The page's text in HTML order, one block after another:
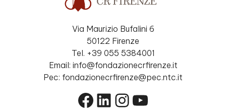
Via Maurizio Bufalini 6
50122 Firenze
Tel. +39 055 5384001
Email: info@fondazionecrfirenze.it
Pec: fondazionecrfirenze@pec.ntc.it
Facebook
LinkedIn
Instagram
YouTube